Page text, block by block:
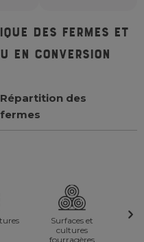
des fermes et
en conversion
Répartition des
fermes
Surfaces et
cultures
fourragères